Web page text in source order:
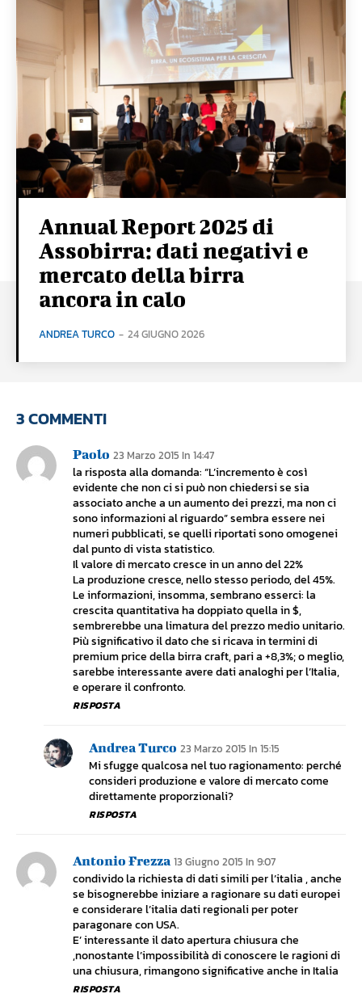
Annual Report 2025 di
Assobirra: dati negativi e
mercato della birra
ancora in calo
ANDREA TURCO - 24 GIUGNO 2026
3 COMMENTI
Paolo 23 Marzo 2015 In 14:47
la risposta alla domanda: “L’incremento è così
evidente che non ci si può non chiedersi se sia
associato anche a un aumento dei prezzi, ma non ci
sono informazioni al riguardo” sembra essere nei
numeri pubblicati, se quelli riportati sono omogenei
dal punto di vista statistico.
Il valore di mercato cresce in un anno del 22%
La produzione cresce, nello stesso periodo, del 45%.
Le informazioni, insomma, sembrano esserci: la
crescita quantitativa ha doppiato quella in $,
sembrerebbe una limatura del prezzo medio unitario.
Più significativo il dato che si ricava in termini di
premium price della birra craft, pari a +8,3%; o meglio,
sarebbe interessante avere dati analoghi per l’Italia,
e operare il confronto.
RISPOSTA
Andrea Turco 23 Marzo 2015 In 15:15
Mi sfugge qualcosa nel tuo ragionamento: perché
consideri produzione e valore di mercato come
direttamente proporzionali?
RISPOSTA
Antonio Frezza 13 Giugno 2015 In 9:07
condivido la richiesta di dati simili per l’italia , anche
se bisognerebbe iniziare a ragionare su dati europei
e considerare l’italia dati regionali per poter
paragonare con USA.
E’ interessante il dato apertura chiusura che
,nonostante l’impossibilità di conoscere le ragioni di
una chiusura, rimangono significative anche in Italia
RISPOSTA